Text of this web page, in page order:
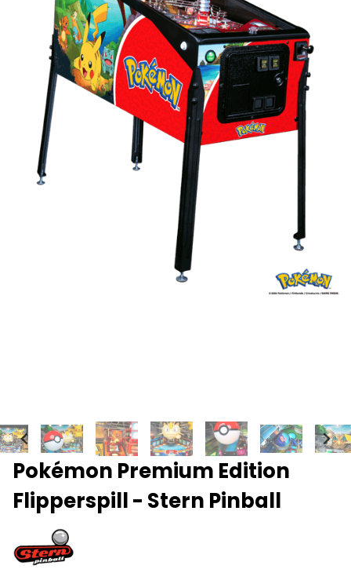
Pokémon Premium Edition
Flipperspill - Stern Pinball